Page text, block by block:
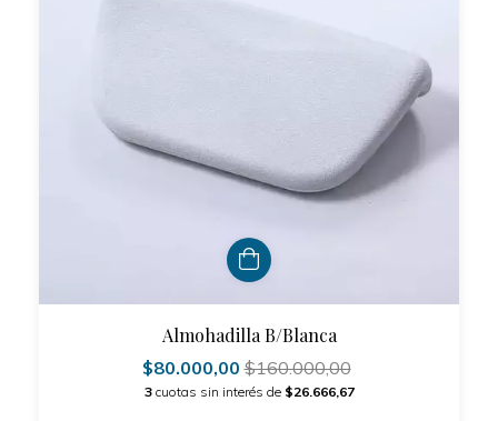
Almohadilla B/Blanca
$80.000,00$160.000,00
3 cuotas sin interés de $26.666,67